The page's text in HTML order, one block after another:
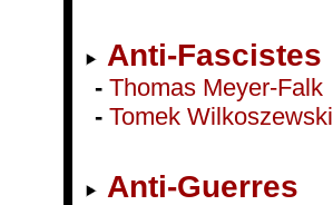
Anti-Fascistes
- Thomas Meyer-Falk
- Tomek Wilkoszewski
Anti-Guerres